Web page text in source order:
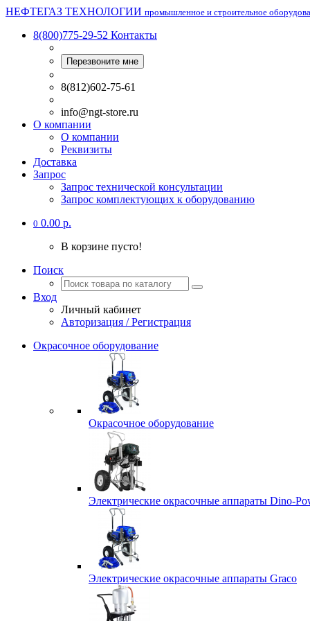
НЕФТЕГАЗ ТЕХНОЛОГИИ промышленное и строительное
8(800)775-29-52 Контакты
Перезвоните мне
8(812)602-75-61
info@ngt-store.ru
О компании
О компании
Реквизиты
Доставка
Запрос
Запрос технической консультации
Запрос комплектующих к оборудованию
0 0.00 р.
В корзине пусто!
Поиск
Вход
Личный кабинет
Авторизация / Регистрация
Окрасочное оборудование
Окрасочное оборудование
Электрические окрасочные аппараты Dino-
Электрические окрасочные аппараты Graco